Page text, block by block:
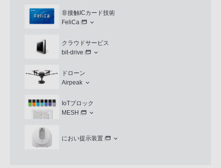
非接触ICカード技術
FeliCa
クラウドサービス
bit-drive
ドローン
Airpeak
IoTブロック
MESH
におい提示装置